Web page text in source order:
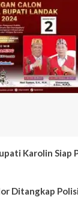
Karolin Siap
Ditangkap